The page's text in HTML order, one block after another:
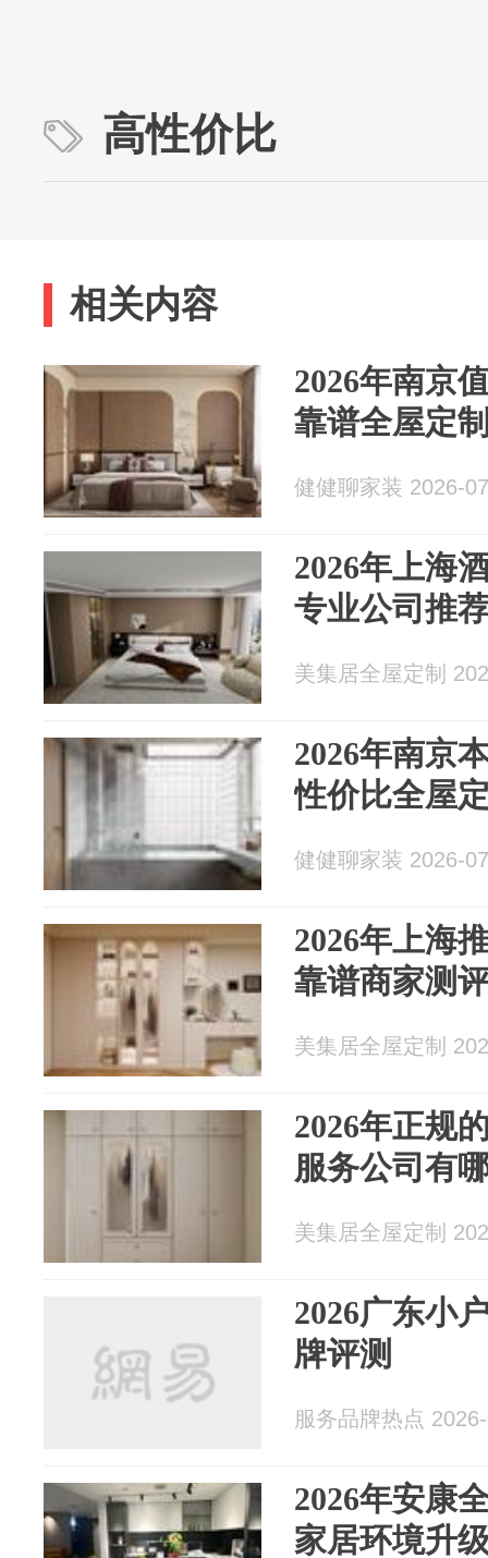
高性价比
相关内容
2026年南京
靠谱全屋定
健健聊家装 2026-
2026年上海
专业公司推
美集居全屋定制
2026年南京
性价比全屋
健健聊家装 2026-
2026年上海
靠谱商家测
美集居全屋定制
2026年正规
服务公司有
美集居全屋定制
2026广东小
牌评测
服务品牌热点
2026年安康
家居环境升